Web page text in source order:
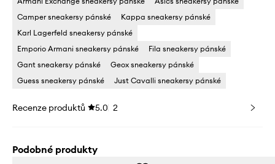
Camper sneakersy pánské
Kappa sneakersy pánské
Karl Lagerfeld sneakersy pánské
Emporio Armani sneakersy pánské
Fila sneakersy pánské
Gant sneakersy pánské
Geox sneakersy pánské
Guess sneakersy pánské
Just Cavalli sneakersy pánské
Recenze produktů 5.0 2
Podobné produkty